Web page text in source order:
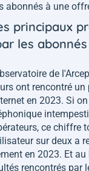
abonnés à une
principaux
les
de
ont rencontré un
en 2023. Si
ce chiffre
sur deux a
en 2023. Et
rencontrés par